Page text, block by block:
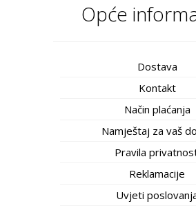
Opće
Dostava
Kontakt
Način plaćanja
Namještaj za vaš
Pravila
Reklamacije
Uvjeti